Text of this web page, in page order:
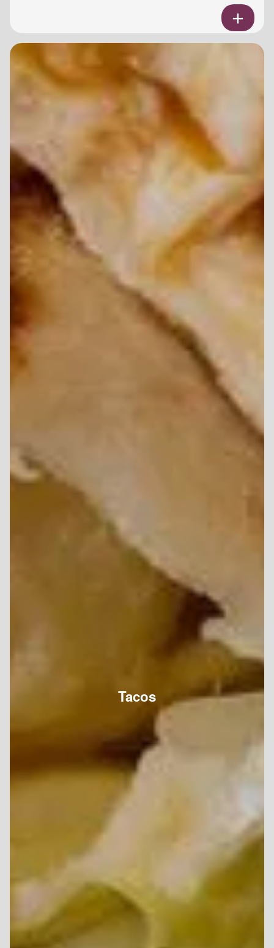
Tacos